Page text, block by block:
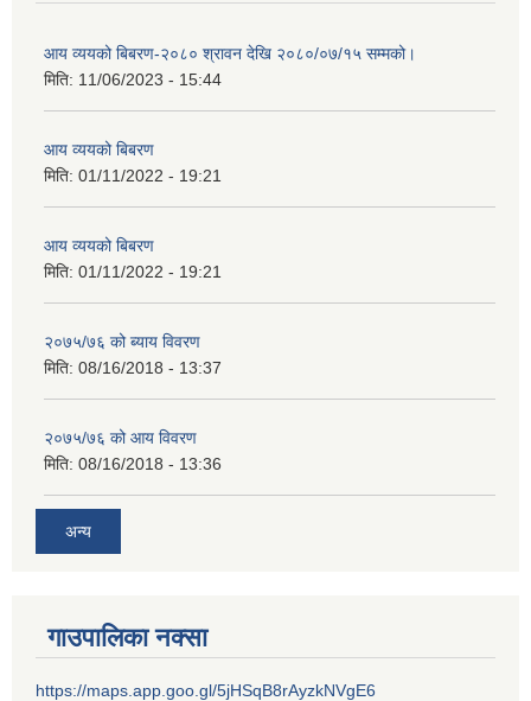
आय व्ययको बिबरण-२०८० श्रावन देखि २०८०/०७/१५ सम्मको।
मिति: 11/06/2023 - 15:44
आय व्ययको बिबरण
मिति: 01/11/2022 - 19:21
आय व्ययको बिबरण
मिति: 01/11/2022 - 19:21
२०७५/७६ को ब्याय विवरण
मिति: 08/16/2018 - 13:37
२०७५/७६ को आय विवरण
मिति: 08/16/2018 - 13:36
अन्य
गाउपालिका नक्सा
https://maps.app.goo.gl/5jHSqB8rAyzkNVgE6